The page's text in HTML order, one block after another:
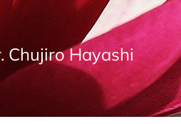
Chujiro Hayashi